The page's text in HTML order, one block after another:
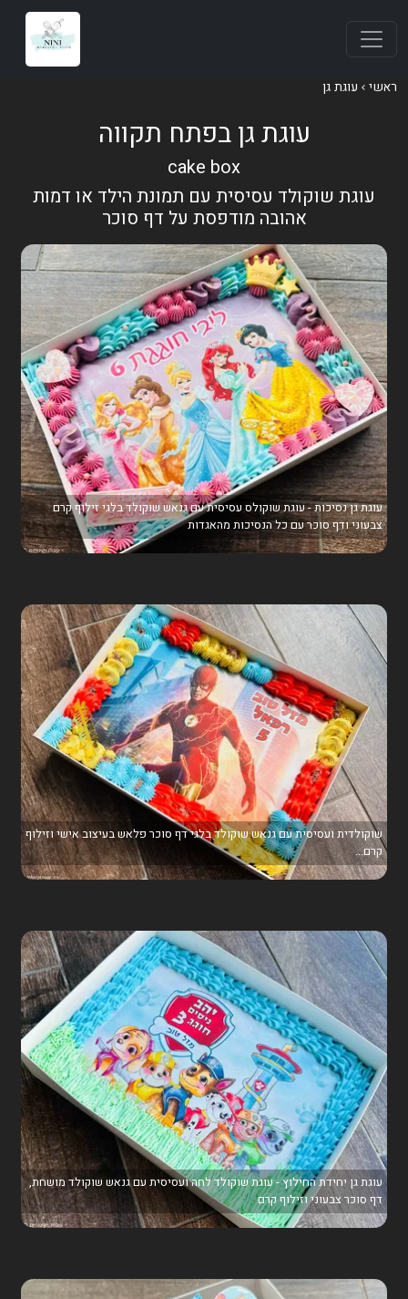
ראשי עוגת גן
עוגת גן בפתח תקווה
cake box
עוגת שוקולד עסיסית עם תמונת הילד או דמות
אהובה מודפסת על דף סוכר
עוגת גן נסיכות - עוגת שוקולס עסיסית עם גנאש שוקולד בלגי זילוף קרם
צבעוני ודף סוכר עם כל הנסיכות מהאגדות
שוקולדית ועסיסית עם גנאש שוקולד בלגי דף סוכר פלאש בעיצוב אישי וזילוף
קרם...
עוגת גן יחידת החילוץ - עוגת שוקולד לחה ועסיסית עם גנאש שוקולד מושחת,
דף סוכר צבעוני וזילוף קרם